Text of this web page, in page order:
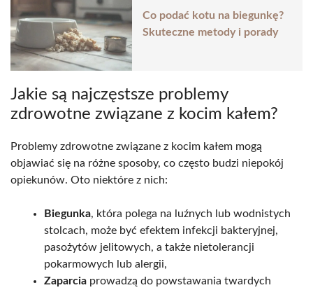
Co podać kotu na biegunkę?
Skuteczne metody i porady
Jakie są najczęstsze problemy
zdrowotne związane z kocim kałem?
Problemy zdrowotne związane z kocim kałem mogą
objawiać się na różne sposoby, co często budzi niepokój
opiekunów. Oto niektóre z nich:
Biegunka, która polega na luźnych lub wodnistych
stolcach, może być efektem infekcji bakteryjnej,
pasożytów jelitowych, a także nietolerancji
pokarmowych lub alergii,
Zaparcia prowadzą do powstawania twardych